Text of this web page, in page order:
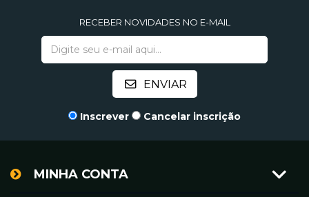
RECEBER NOVIDADES NO E-MAIL
Inscrever Cancelar inscrição
MINHA CONTA